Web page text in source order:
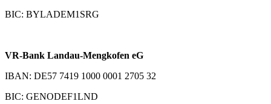
BIC: BYLADEM1SRG
VR-Bank Landau-Mengkofen eG
IBAN: DE57 7419 1000 0001 2705 32
BIC: GENODEF1LND